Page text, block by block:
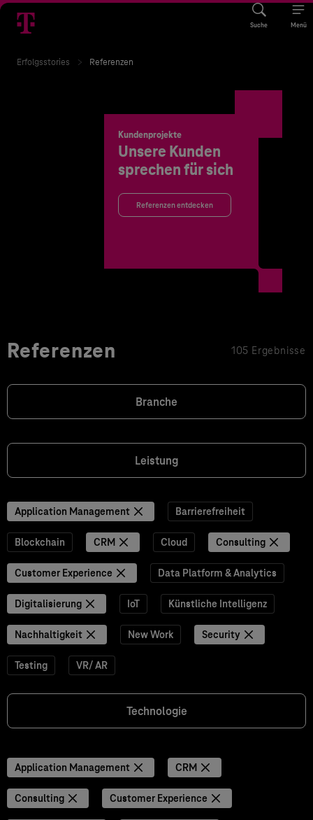
Suche Menü
Erfolgsstories Referenzen
Kundenprojekte
Unsere Kunden
sprechen für sich
Referenzen entdecken
Referenzen 105 Ergebnisse
Branche
Leistung
Application Management Barrierefreiheit
Blockchain CRM Cloud Consulting
Customer Experience Data Platform & Analytics
Digitalisierung IoT Künstliche Intelligenz
Nachhaltigkeit New Work Security
Testing VR/ AR
Technologie
Application Management CRM
Consulting Customer Experience